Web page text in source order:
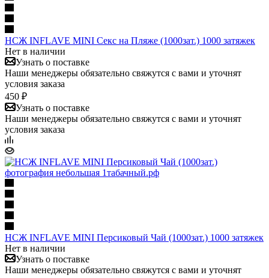
НСЖ INFLAVE MINI Секс на Пляже (1000зат.) 1000 затяжек
Нет в наличии
Узнать о поставке
Наши менеджеры обязательно свяжутся с вами и уточнят
условия заказа
450 ₽
Узнать о поставке
Наши менеджеры обязательно свяжутся с вами и уточнят
условия заказа
НСЖ INFLAVE MINI Персиковый Чай (1000зат.) 1000 затяжек
Нет в наличии
Узнать о поставке
Наши менеджеры обязательно свяжутся с вами и уточнят